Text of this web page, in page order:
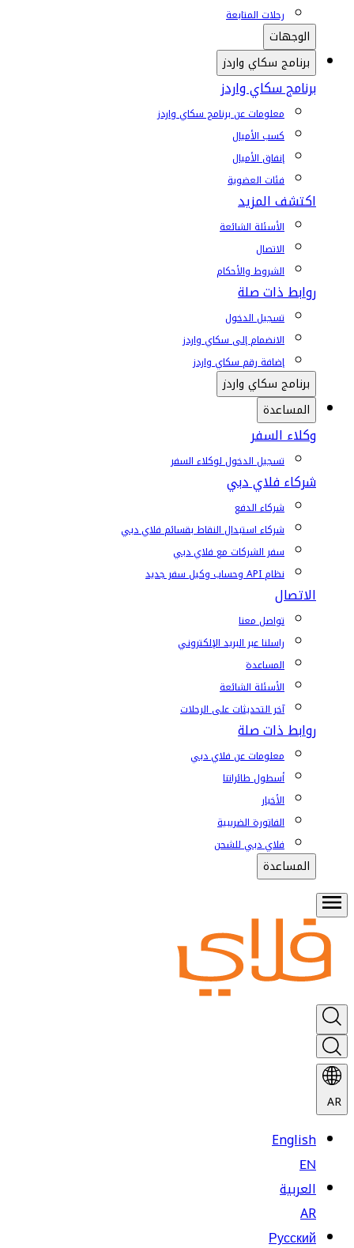
رحلات المتابعة
الوجهات
برنامج سكاي واردز
برنامج سكاي واردز
معلومات عن برنامج سكاي واردز
كسب الأميال
إنفاق الأميال
فئات العضوية
اكتشف المزيد
الأسئلة الشائعة
الاتصال
الشروط والأحكام
روابط ذات صلة
تسجيل الدخول
الانضمام إلى سكاي واردز
إضافة رقم سكاي واردز
برنامج سكاي واردز
المساعدة
وكلاء السفر
تسجيل الدخول لوكلاء السفر
شركاء فلاي دبي
شركاء الدفع
شركاء استبدال النقاط بقسائم فلاي دبي
سفر الشركات مع فلاي دبي
نظام API وحساب وكيل سفر جديد
الاتصال
تواصل معنا
راسلنا عبر البريد الإلكتروني
المساعدة
الأسئلة الشائعة
آخر التحديثات على الرحلات
روابط ذات صلة
معلومات عن فلاي دبي
أسطول طائراتنا
الأخبار
الفاتورة الضريبية
فلاي دبي للشحن
المساعدة
AR
English
EN
العربية
AR
Русский